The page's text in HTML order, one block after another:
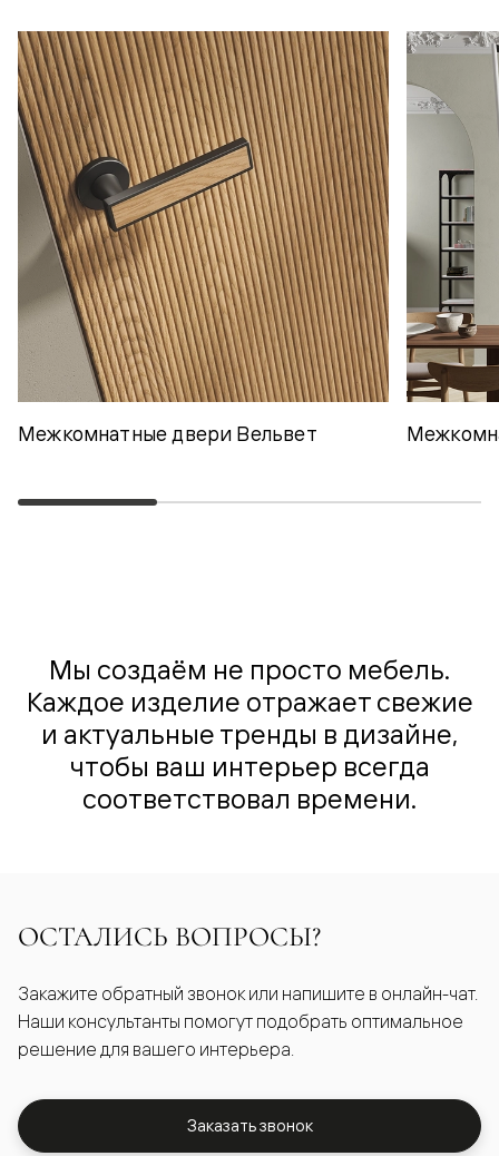
Межкомнатные двери Вельвет
Мы создаём не просто мебель.
Каждое изделие отражает свежие
и актуальные тренды в дизайне,
чтобы ваш интерьер всегда
соответствовал времени.
ОСТАЛИСЬ ВОПРОСЫ?
Закажите обратный звонок или напишите в онлайн-чат.
Наши консультанты помогут подобрать оптимальное
решение для вашего интерьера.
Заказать звонок